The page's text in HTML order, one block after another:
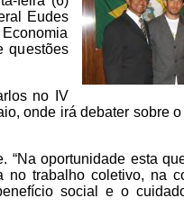
Eudes
questões
no IV
onde irá debater sobre
“Na oportunidade esta
trabalho coletivo, na
social e o